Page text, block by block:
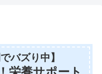
バズり中】